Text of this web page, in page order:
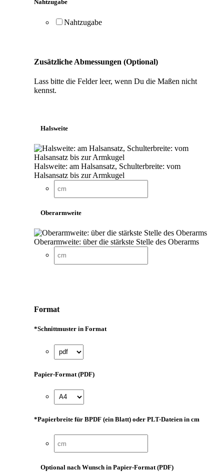
Nahtzugabe
Nahtzugabe
Zusätzliche Abmessungen (Optional)
Lass bitte die Felder leer, wenn Du die Maßen nicht
kennst.
Halsweite
Halsweite: am Halsansatz, Schulterbreite: vom
Halsansatz bis zur Armkugel
Oberarmweite
Oberarmweite: über die stärkste Stelle des Oberarms
Format
*Schnittmuster in Format
Papier-Format (PDF)
*Papierbreite für BPDF (ein Blatt) oder PLT-Dateien in cm
Optional nach Wunsch in Papier-Format (PDF)